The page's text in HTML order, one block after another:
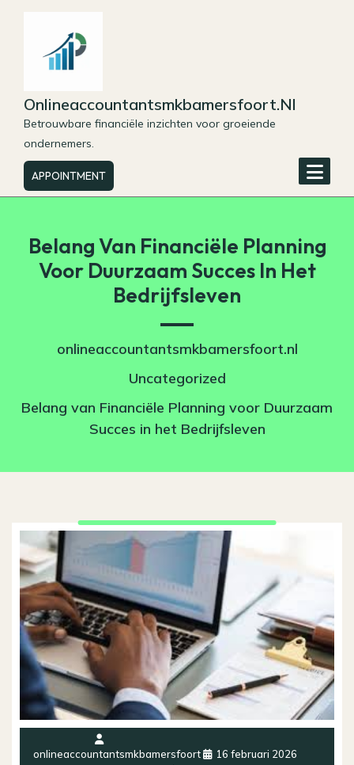
Onlineaccountantsmkbamersfoort.nl
Betrouwbare financiële inzichten voor groeiende
ondernemers.
APPOINTMENT
Belang Van Financiële Planning
Voor Duurzaam Succes In Het
Bedrijfsleven
onlineaccountantsmkbamersfoort.nl
Uncategorized
Belang van Financiële Planning voor Duurzaam
Succes in het Bedrijfsleven
onlineaccountantsmkbamersfoort
16 februari 2026